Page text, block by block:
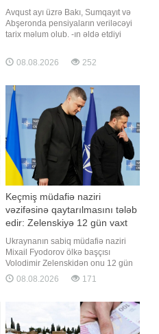
Avqust ayı üzrə Bakı, Sumqayıt və
Abşeronda pensiyaların veriləcəyi
tarix məlum olub. -ın əldə etdiyi
şəhərləri və Abşeron rayonu üzrə
pensiyalar avqustun 14-də
da eyni tarixdə pensiyalar
ödənilmişdi. Respublikanın digər
bölgələri üzrə
08.08.2026 252
Keçmiş müdafiə naziri
vəzifəsinə qaytarılmasını tələb
edir: Zelenskiyə 12 gün vaxt
verildi
Ukraynanın sabiq müdafiə naziri
Mixail Fyodorov ölkə başçısı
Volodimir Zelenskidən onu 12 gün
ərzində yenidən vəzifəsinə bərpa
etməsini tələb edib. xəbər verir ki,
Sergey Sternenkoya verdiyi
müsahibəsində bildirib. Fyodorov
qeyd edib ki, gələcək planlarını
08.08.2026 171